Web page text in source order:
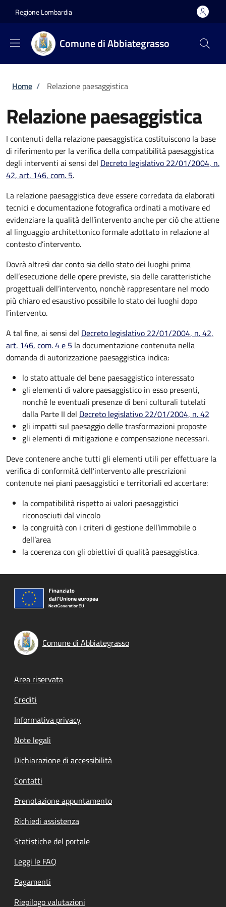
Regione Lombardia
Comune di Abbiategrasso
Briciole di pane
Home / Relazione paesaggistica
Relazione paesaggistica
I contenuti della relazione paesaggistica costituiscono la base
di riferimento per la verifica della compatibilità paesaggistica
degli interventi ai sensi del Decreto legislativo 22/01/2004, n.
42, art. 146, com. 5.
La relazione paesaggistica deve essere corredata da elaborati
tecnici e documentazione fotografica ordinati a motivare ed
evidenziare la qualità dell’intervento anche per ciò che attiene
al linguaggio architettonico formale adottato in relazione al
contesto d’intervento.
Dovrà altresì dar conto sia dello stato dei luoghi prima
dell’esecuzione delle opere previste, sia delle caratteristiche
progettuali dell’intervento, nonchè rappresentare nel modo
più chiaro ed esaustivo possibile lo stato dei luoghi dopo
l’intervento.
A tal fine, ai sensi del Decreto legislativo 22/01/2004, n. 42,
art. 146, com. 4 e 5 la documentazione contenuta nella
domanda di autorizzazione paesaggistica indica:
lo stato attuale del bene paesaggistico interessato
gli elementi di valore paesaggistico in esso presenti,
nonché le eventuali presenze di beni culturali tutelati
dalla Parte II del Decreto legislativo 22/01/2004, n. 42
gli impatti sul paesaggio delle trasformazioni proposte
gli elementi di mitigazione e compensazione necessari.
Deve contenere anche tutti gli elementi utili per effettuare la
verifica di conformità dell’intervento alle prescrizioni
contenute nei piani paesaggistici e territoriali ed accertare:
la compatibilità rispetto ai valori paesaggistici
riconosciuti dal vincolo
la congruità con i criteri di gestione dell’immobile o
dell’area
la coerenza con gli obiettivi di qualità paesaggistica.
Comune di Abbiategrasso
Footer menu
Area riservata
Crediti
Informativa privacy
Note legali
Dichiarazione di accessibilità
Contatti
Prenotazione appuntamento
Richiedi assistenza
Statistiche del portale
Leggi le FAQ
Pagamenti
Riepilogo valutazioni